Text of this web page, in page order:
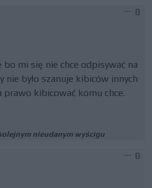
0
mi się nie chce odpisywać na
nie było szanuje kibiców innych
prawo kibicować komu chce.
nieudanym wyścigu
0